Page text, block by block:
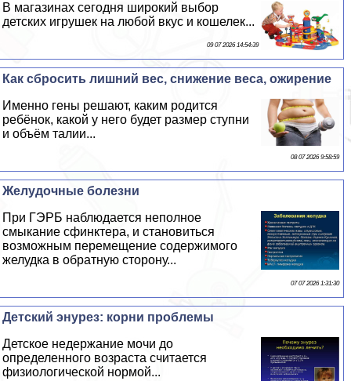
В магазинах сегодня широкий выбор
детских игрушек на любой вкус и кошелек...
09 07 2026 14:54:39
Как сбросить лишний вес, снижение веса, ожирение
Именно гены решают, каким родится
ребёнок, какой у него будет размер ступни
и объём талии...
08 07 2026 9:58:59
Желудочные болезни
При ГЭРБ наблюдается неполное
смыкание сфинктера, и становиться
возможным перемещение содержимого
желудка в обратную сторону...
07 07 2026 1:31:30
Детский энурез: корни проблемы
Детское недержание мочи до
определенного возраста считается
физиологической нормой...